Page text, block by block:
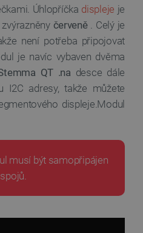
Úhlopříčka displeje je
červeně. Celý je
není potřeba připojovat
je navíc vybaven dvěma
QT .na desce dále
I2C adresy, takže můžete
displeje.Modul
musí být samopřipájen